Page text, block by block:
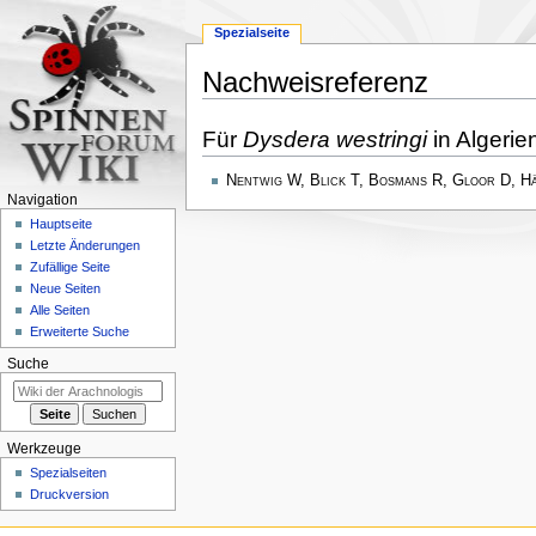
Nachweisreferenz
Navigation
springen
Suche
springen
Für Dysdera westringiin
Nentwig W, Blick T, Bosmans R, Gloor D,
Spezialseite
Navigation
Hauptseite
Letzte Änderungen
Zufällige Seite
Neue Seiten
Alle Seiten
Erweiterte Suche
Suche
Werkzeuge
Spezialseiten
Druckversion